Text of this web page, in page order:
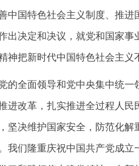
中国特色社会主义制度、推
出决定和决议，就党和国家
神把新时代中国特色社会主义
的全面领导和党中央集中统
进改革，扎实推进全过程人
坚决维护国家安全，防范化
我们隆重庆祝中国共产党成